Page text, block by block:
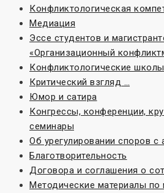
Конфликтологическая
Медиация
Эссе студентов и
«Организационный
Конфликтологические
Критический взгляд …
Юмор и сатира
Конгрессы, конференции,
семинары
Об урегулировании споров с
Благотворительность
Договора и соглашения о
Методические материалы по